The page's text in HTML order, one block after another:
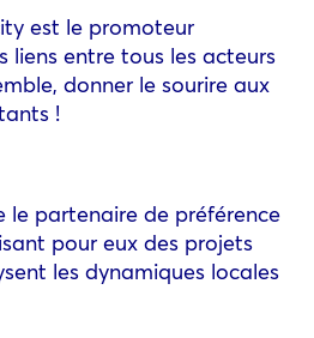
est le promoteur
liens entre tous les acteurs
donner le sourire aux
!
partenaire de préférence
pour eux des projets
les dynamiques locales